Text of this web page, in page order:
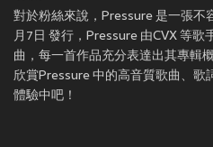
對於粉絲來說，Pressure 是一張不
月7日 發行，Pressure 由CVX 等歌
曲，每一首作品充分表達出其專輯
欣賞Pressure 中的高音質歌曲、歌
體驗中吧！